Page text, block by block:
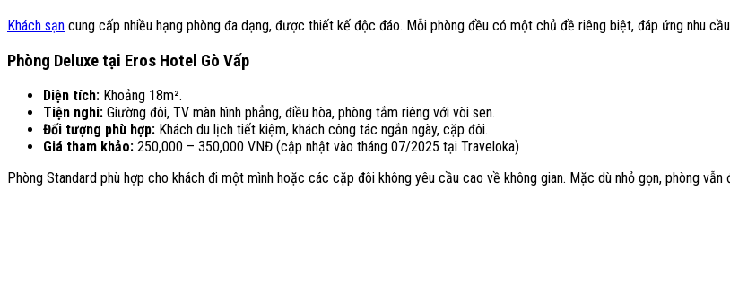
Khách sạn cung cấp nhiều hạng phòng đa dạng, được thiết kế độc đáo. Mỗi phòng đều có một chủ đề riêng biệt, đáp ứng nhu cầu
Phòng Deluxe tại Eros Hotel Gò Vấp
Diện tích: Khoảng 18m².
Tiện nghi: Giường đôi, TV màn hình phẳng, điều hòa, phòng tắm riêng với vòi sen.
Đối tượng phù hợp: Khách du lịch tiết kiệm, khách công tác ngắn ngày, cặp đôi.
Giá tham khảo: 250,000 – 350,000 VNĐ (cập nhật vào tháng 07/2025 tại Traveloka)
Phòng Standard phù hợp cho khách đi một mình hoặc các cặp đôi không yêu cầu cao về không gian. Mặc dù nhỏ gọn, phòng